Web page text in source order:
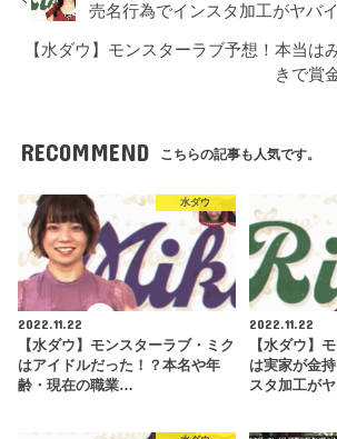
売名行為でインスタ加工がヤバイ
【水ダウ】モンスターラブ予想！本当は
きで賞
RECOMMEND こちらの記事も人気です。
水ダウ
2022.11.22
【水ダウ】モンスターラブ・ミク
はアイドルだった！？本名や年
齢・現在の職業…
2022.11.22
【水ダウ】
は実家が金
スタ加工が